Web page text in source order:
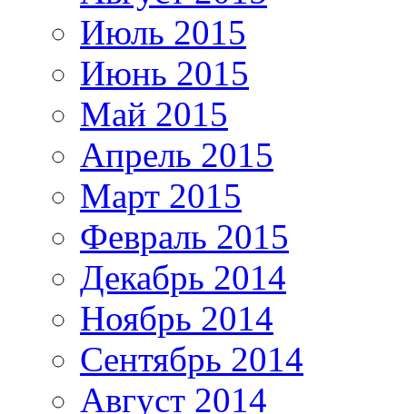
Июль 2015
Июнь 2015
Май 2015
Апрель 2015
Март 2015
Февраль 2015
Декабрь 2014
Ноябрь 2014
Сентябрь 2014
Август 2014